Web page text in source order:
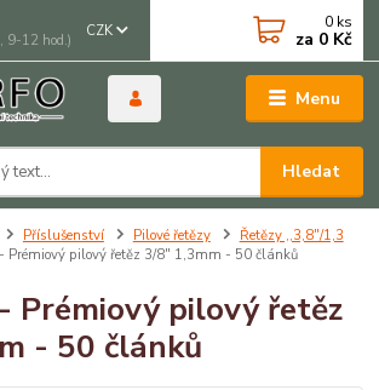
Menu
CZK
Hledat
9-12 hod.)
0 ks
za 0 Kč
Příslušenství Pilové řetězy
Řetězy ,,3,8"/1,3
Prémiový pilový řetěz 3/8" 1,3mm - 50 článků
Prémiový pilový řetěz
- 50 článků